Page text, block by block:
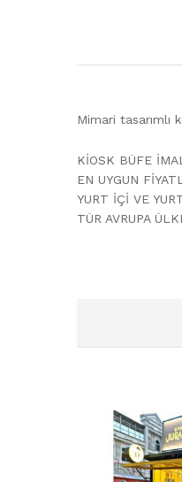
Mimari
KİOSK BÜFE
EN UYGUN
YURT İÇİ VE
TÜR AVRUPA